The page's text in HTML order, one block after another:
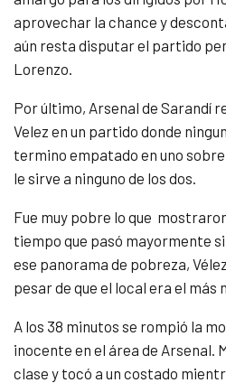
aprovechar la chance y
aún resta disputar el partido
Lorenzo.
Por último, Arsenal de Sarandí
Velez en un partido donde
termino empatado en uno
le sirve a ninguno de los dos.
Fue muy pobre lo que
tiempo que pasó mayormente
ese panorama de pobreza,
pesar de que el local era el más
A los 38 minutos se rompió la
inocente en el área de Arsenal.
clase y tocó a un costado